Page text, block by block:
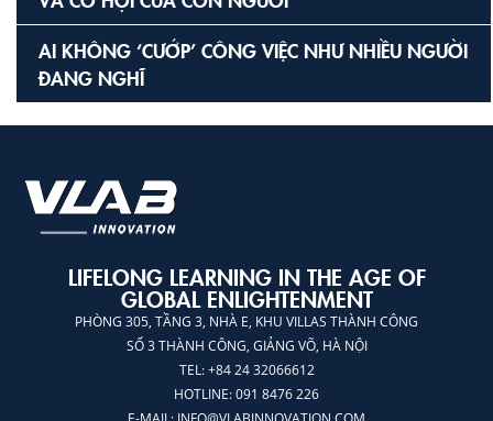
AI KHÔNG ‘CƯỚP’ CÔNG VIỆC NHƯ NHIỀU NGƯỜI
ĐANG NGHĨ
LIFELONG LEARNING IN THE AGE OF
GLOBAL ENLIGHTENMENT
PHÒNG 305, TẦNG 3, NHÀ E, KHU VILLAS THÀNH CÔNG
SỐ 3 THÀNH CÔNG, GIẢNG VÕ, HÀ NỘI
TEL: +84 24 32066612
HOTLINE: 091 8476 226